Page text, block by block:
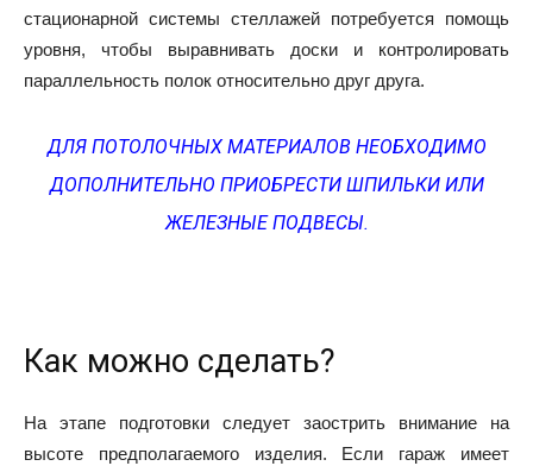
стационарной системы стеллажей потребуется помощь
уровня, чтобы выравнивать доски и контролировать
параллельность полок относительно друг друга.
ДЛЯ ПОТОЛОЧНЫХ МАТЕРИАЛОВ НЕОБХОДИМО
ДОПОЛНИТЕЛЬНО ПРИОБРЕСТИ ШПИЛЬКИ ИЛИ
ЖЕЛЕЗНЫЕ ПОДВЕСЫ.
Как можно сделать?
На этапе подготовки следует заострить внимание на
высоте предполагаемого изделия. Если гараж имеет